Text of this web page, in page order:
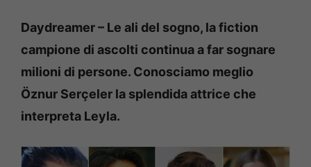
Daydreamer – Le ali del sogno, la fiction
campione di ascolti continua a far sognare
milioni di persone. Conosciamo meglio
Öznur Serçeler la splendida attrice che
interpreta Leyla.